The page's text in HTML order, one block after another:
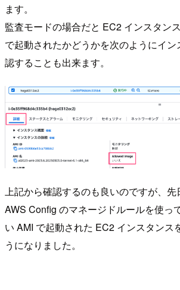
ます。
監査モードの場合だと EC2 インスタン
で起動されたかどうかを次のようにイ
認することも出来ます。
上記から確認するのも良いのですが、
AWS Config のマネージドルールを使っ
い AMI で起動された EC2 インスタンス
うになりました。